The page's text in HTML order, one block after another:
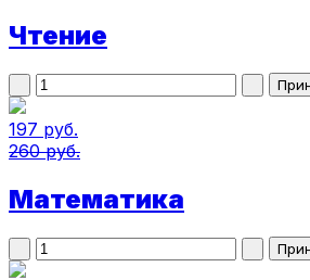
Чтение
197 руб.
260 руб.
Математика